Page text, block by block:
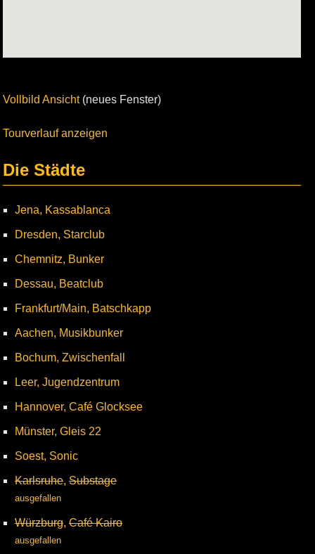
Vollbild Ansicht(neues Fenster)
Tourverlauf anzeigen
Die Städte
Jena, Kassablanca
Dresden, Starclub
Chemnitz, Bunker
Dessau, Beatclub
Frankfurt/Main, Batschkapp
Aachen, Musikbunker
Bochum, Zwischenfall
Leer, Jugendzentrum
Hannover, Café Glocksee
Münster, Gleis 22
Soest, Sonic
Karlsruhe, Substage
ausgefallen
Würzburg, Café Kairo
ausgefallen